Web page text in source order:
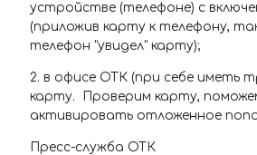
устройстве (телефоне) с
(приложив карту к телефону,
телефон "увидел" карту);
2. в офисе ОТК (при себе иметь
карту. Проверим карту,
активировать отложенное
Пресс-служба ОТК